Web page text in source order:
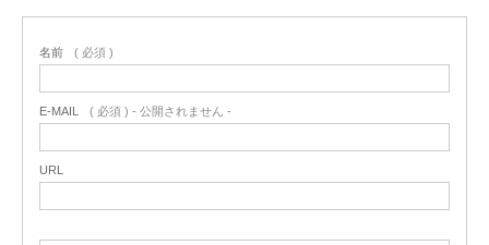
名前 ( 必須 )
E-MAIL ( 必須 ) - 公開されません -
URL